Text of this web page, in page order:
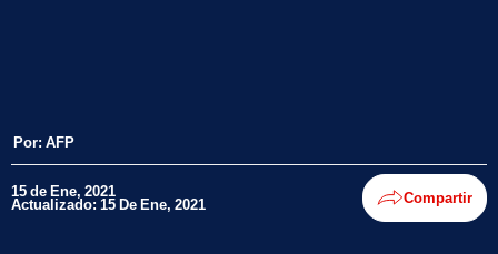
Por: AFP
15 de Ene, 2021
Actualizado: 15 De Ene, 2021 Compartir